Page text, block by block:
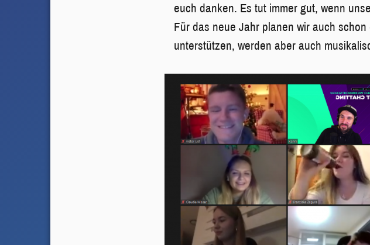
euch danken. Es tut immer gut, wenn
Für das neue Jahr planen wir auch
unterstützen, werden aber auch